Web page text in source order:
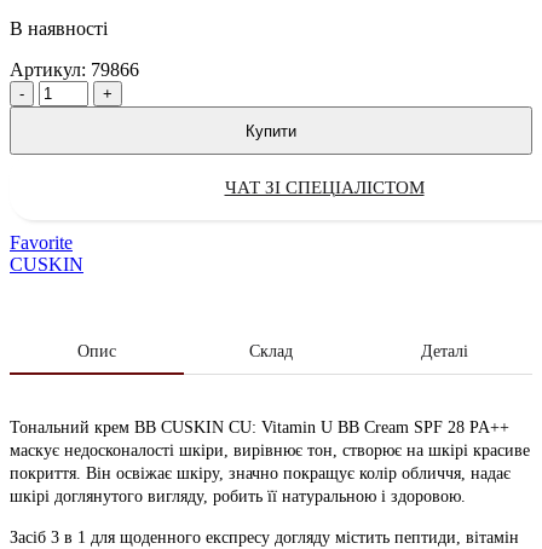
В наявності
Артикул: 79866
Quantity
Купити
ЧАТ ЗІ СПЕЦІАЛІСТОМ
Favorite
CUSKIN
Опис Склад Деталі
Тональний крем ВВ CUSKIN CU: Vitamin U BB Cream SPF 28 PA++
маскує недосконалості шкіри, вирівнює тон, створює на шкірі красиве
покриття. Він освіжає шкіру, значно покращує колір обличчя, надає
шкірі доглянутого вигляду, робить її натуральною і здоровою.
Засіб 3 в 1 для щоденного експресу догляду містить пептиди, вітамін